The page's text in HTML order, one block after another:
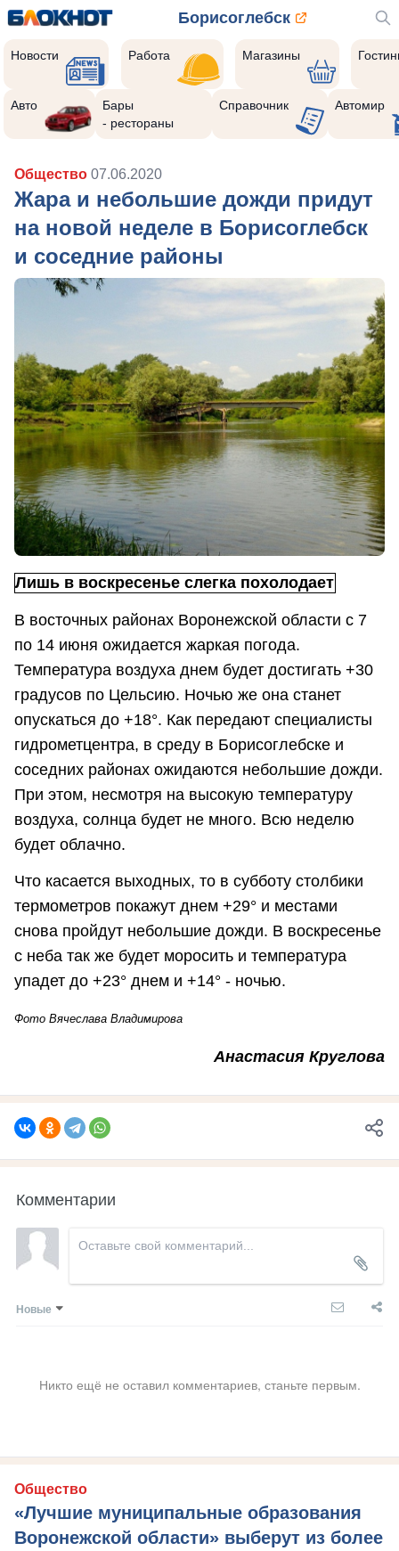
Борисоглебск
Новости Работа Магазины
Авто
Бары
- рестораны
Справочник Автомир
Общество 07.06.2020
Жара и небольшие дожди придут
на новой неделе в Борисоглебск
и соседние районы
Лишь в воскресенье слегка похолодает
В восточных районах Воронежской области с 7
по 14 июня ожидается жаркая погода.
Температура воздуха днем будет достигать +30
градусов по Цельсию. Ночью же она станет
опускаться до +18°. Как передают специалисты
гидрометцентра, в среду в Борисоглебске и
соседних районах ожидаются небольшие дожди.
При этом, несмотря на высокую температуру
воздуха, солнца будет не много. Всю неделю
будет облачно.
Что касается выходных, то в субботу столбики
термометров покажут днем +29° и местами
снова пройдут небольшие дожди. В воскресенье
с неба так же будет моросить и температура
упадет до +23° днем и +14° - ночью.
Фото Вячеслава Владимирова
Анастасия Круглова
Комментарии
Новые
Никто ещё не оставил комментариев, станьте первым.
Общество
«Лучшие муниципальные образования
Воронежской области» выберут из более